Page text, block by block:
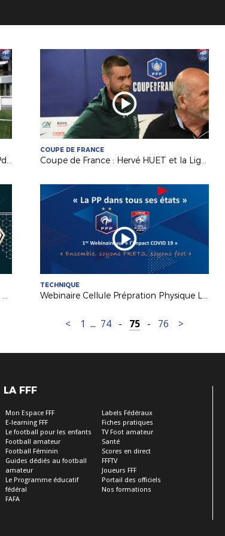
Coupe de France : Georges LEROUX (Pdt AS Saint Pierraise) et Sébastien CUVIER (coach ASSP)
COUPE DE FRANCE
Coupe de France : Hervé HUET et la Ligue de St-Pierre-et-Miquelon au défi de Vertou ce soir
Gérald Baticle invité de l'émisison USB Foot (France 3 PDL)
TECHNIQUE
Webinaire Cellule Prépration Physique LFPL "Impact Covid 19"
< 1 ... 74 - 75 - 76 >
LA FFF
Mon Espace FFF
E-learning FFF
Le football pour les enfants
Football amateur
Football Féminin
Guides dédiés au football
amateur
Le Programme éducatif
fédéral
FAFA
Labels Fédéraux
Fiches pratiques
TV Foot amateur
Santé
Scores en direct
FFFTV
Joueurs FFF
Portail des officiels
Nos formations